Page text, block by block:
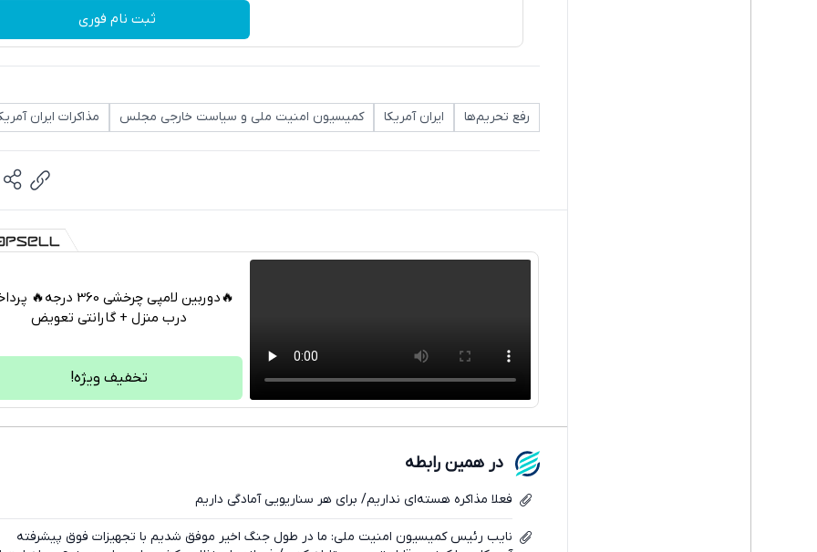
ثبت نام فوری
رفع تحریم‌ها ایران آمریکا کمیسیون امنیت ملی و سیاست خارجی مجلس مذاکرات ایران
تلگرام
فیسبوک
🔥دوربین لامپی چرخشی 360
درب منزل + گارانتی تعویض
تخفیف ویژه!
در همین رابطه
فعلا مذاکره‌ هسته‌ای نداریم/ برای هر سناریویی آمادگی داریم
نایب رئیس کمیسیون امنیت ملی: ما در طول جنگ اخیر موفق شدیم با تجهیزات فوق پیشرفته